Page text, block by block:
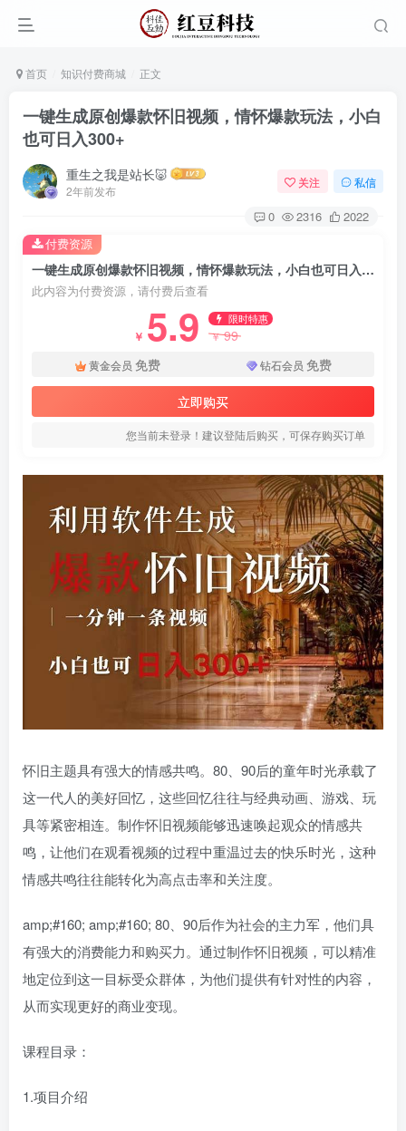
首页 知识付费商城 正文
一键生成原创爆款怀旧视频，情怀爆款玩法，小白
也可日入300+
重生之我是站长🐷
2年前发布
关注 私信
0 2316 2022
一键生成原创爆款怀旧视频，情怀爆款玩法，小白也可日入300+
此内容为付费资源，请付费后查看
￥ 5.9 限时特惠
￥99
黄金会员 免费 钻石会员 免费
立即购买
您当前未登录！建议登陆后购买，可保存购买订单
付费资源
怀旧主题具有强大的情感共鸣。80、90后的童年时光承载了
这一代人的美好回忆，这些回忆往往与经典动画、游戏、玩
具等紧密相连。制作怀旧视频能够迅速唤起观众的情感共
鸣，让他们在观看视频的过程中重温过去的快乐时光，这种
情感共鸣往往能转化为高点击率和关注度。
amp;#160; amp;#160; 80、90后作为社会的主力军，他们具
有强大的消费能力和购买力。通过制作怀旧视频，可以精准
地定位到这一目标受众群体，为他们提供有针对性的内容，
从而实现更好的商业变现。
课程目录：
1.项目介绍